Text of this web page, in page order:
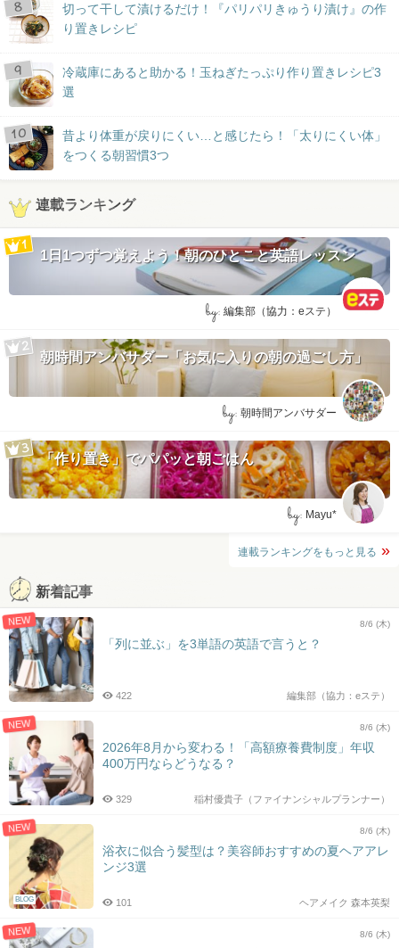
切って干して漬けるだけ！『パリパリきゅうり漬け』の作
り置きレシピ
冷蔵庫にあると助かる！玉ねぎたっぷり作り置きレシピ3
選
昔より体重が戻りにくい…と感じたら！「太りにくい体」
をつくる朝習慣3つ
連載ランキング
1日1つずつ覚えよう！朝のひとこと英語レッスン
by: 編集部（協力：eステ）
朝時間アンバサダー「お気に入りの朝の過ごし方」
by: 朝時間アンバサダー
「作り置き」でパパッと朝ごはん
by: Mayu*
連載ランキングをもっと見る
新着記事
NEW 8/6 (木)
「列に並ぶ」を3単語の英語で言うと？
編集部（協力：eステ）
422
NEW 8/6 (木)
2026年8月から変わる！「高額療養費制度」年収
400万円ならどうなる？
稲村優貴子（ファイナンシャルプランナー）
329
NEW
BLOG
8/6 (木)
浴衣に似合う髪型は？美容師おすすめの夏ヘアアレ
ンジ3選
ヘアメイク 森本英梨
101
NEW 8/6 (木)